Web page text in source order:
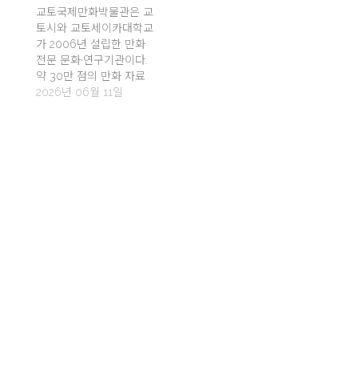
교토국제만화박물관은 교
토시와 교토세이카대학교
가 2006년 설립한 만화
전문 문화·연구기관이다.
약 30만 점의 만화 자료
를 보존하고, 5만 점을 공
2026년 06월 11일